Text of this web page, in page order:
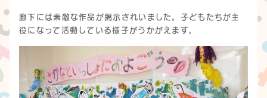
廊下には素敵な作品が掲示されいました。子どもたちが主
役になって活動している様子がうかがえます。